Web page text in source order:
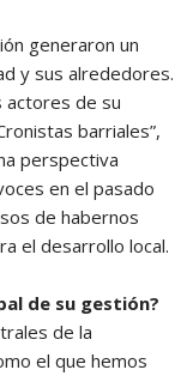
generaron un
y sus alrededores.
actores de su
barriales”,
perspectiva
en el pasado
de habernos
el desarrollo local.
de su gestión?
de la
el que hemos